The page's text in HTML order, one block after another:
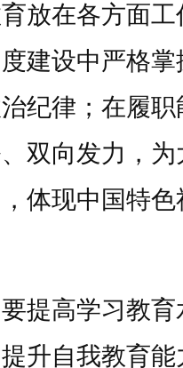
放在各方面
建设中严格
纪律；在履
双向发力，
体现中国特
高学习教育
升自我教育